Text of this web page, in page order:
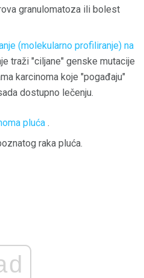
granulomatoza ili bolest
(molekularno profiliranje) na
traži "ciljane" genske mutacije
karcinoma koje "pogađaju"
dostupno lečenju.
pluća .
raka pluća.